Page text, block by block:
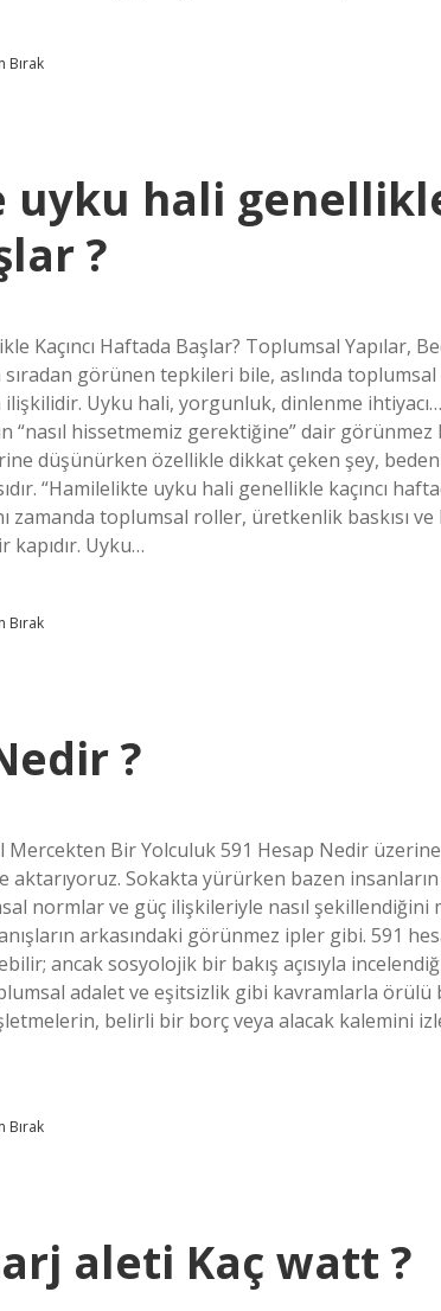
Bırak
hali genellikle
?
Kaçıncı Haftada Başlar? Toplumsal Yapılar,
görünen tepkileri bile, aslında toplumsal
ilişkilidir. Uyku hali, yorgunluk, dinlenme
“nasıl hissetmemiz gerektiğine” dair
düşünürken özellikle dikkat çeken şey,
“Hamilelikte uyku hali genellikle kaçıncı
zamanda toplumsal roller, üretkenlik baskısı
kapıdır. Uyku…
Bırak
?
Bir Yolculuk 591 Hesap Nedir
Sokakta yürürken bazen insanların
normlar ve güç ilişkileriyle nasıl
arkasındaki görünmez ipler gibi. 591
ancak sosyolojik bir bakış açısıyla
adalet ve eşitsizlik gibi kavramlarla örülü
belirli bir borç veya alacak kalemini
Bırak
aleti Kaç watt ?